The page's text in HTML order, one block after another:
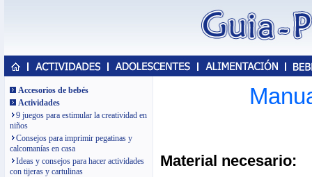
Accesorios de bebés
Actividades
9 juegos para estimular la creatividad en
niños
Consejos para imprimir pegatinas y
calcomanías en casa
Ideas y consejos para hacer actividades
con tijeras y cartulinas
Material necesario: